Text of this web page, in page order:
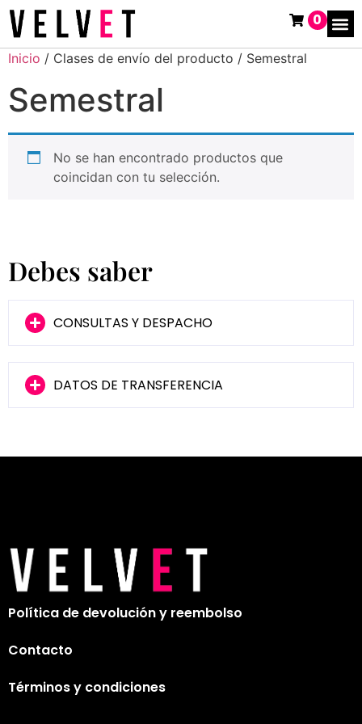
0
Inicio / Clases de envío del producto / Semestral
Semestral
No se han encontrado productos que
coincidan con tu selección.
Debes saber
CONSULTAS Y DESPACHO
DATOS DE TRANSFERENCIA
Política de devolución y reembolso
Contacto
Términos y condiciones